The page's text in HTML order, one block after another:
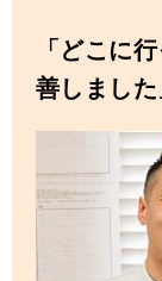
「どこに
善しました